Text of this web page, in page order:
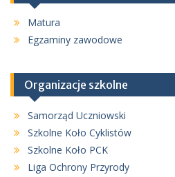
Matura
Egzaminy zawodowe
Organizacje szkolne
Samorząd Uczniowski
Szkolne Koło Cyklistów
Szkolne Koło PCK
Liga Ochrony Przyrody